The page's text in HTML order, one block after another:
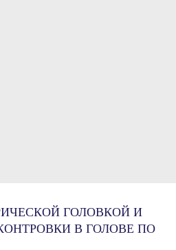
ГОЛОВКОЙ И
В ГОЛОВЕ ПО